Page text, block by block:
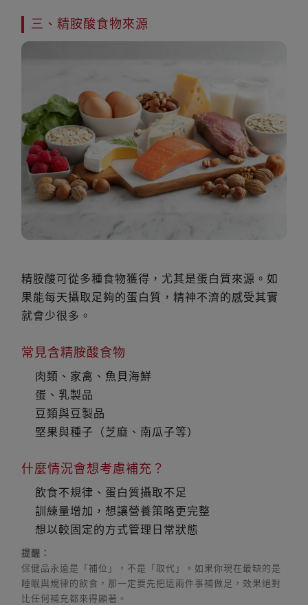
三、精胺酸食物來源
精胺酸可從多種食物獲得，尤其是蛋白質來源。如
果能每天攝取足夠的蛋白質，精神不濟的感受其實
就會少很多。
常見含精胺酸食物
肉類、家禽、魚貝海鮮
蛋、乳製品
豆類與豆製品
堅果與種子（芝麻、南瓜子等）
什麼情況會想考慮補充？
飲食不規律、蛋白質攝取不足
訓練量增加，想讓營養策略更完整
想以較固定的方式管理日常狀態
提醒：
保健品永遠是「補位」，不是「取代」。如果你現在最缺的是
睡眠與規律的飲食，那一定要先把這兩件事補做足，效果絕對
比任何補充都來得顯著。